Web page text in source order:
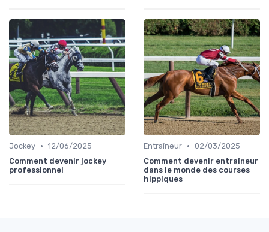
Jockey • 12/06/2025
Comment devenir jockey
professionnel
Entraîneur • 02/03/2025
Comment devenir entraîneur
dans le monde des courses
hippiques